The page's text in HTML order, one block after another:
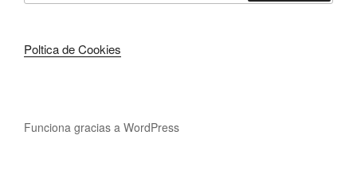
Poltica de Cookies
Funciona gracias a WordPress